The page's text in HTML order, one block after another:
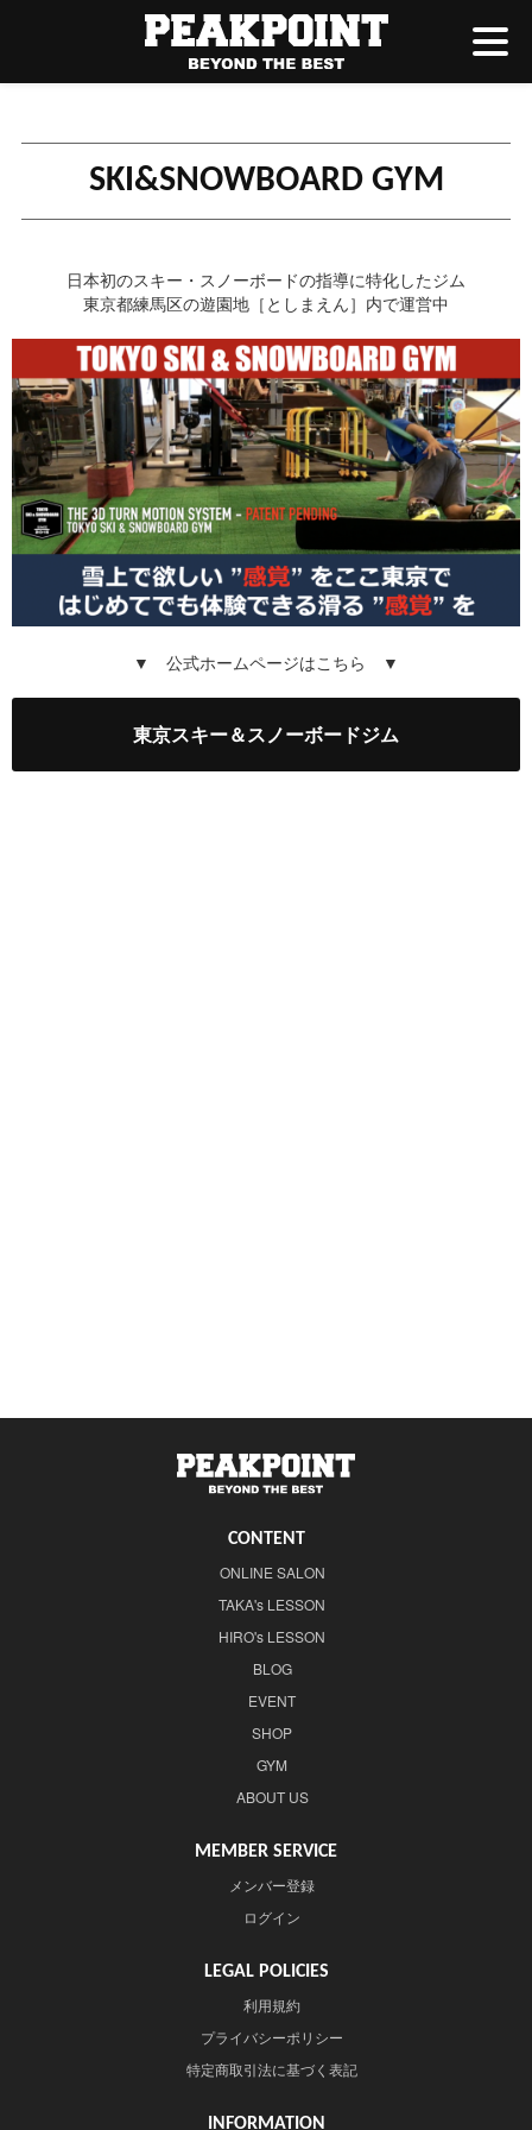
SKI&SNOWBOARD GYM
日本初のスキー・スノーボードの指導に特化したジム
東京都練馬区の遊園地［としまえん］内で運営中
▼ 公式ホームページはこちら ▼
東京スキー＆スノーボードジム
CONTENT
ONLINE SALON
TAKA's LESSON
HIRO's LESSON
BLOG
EVENT
SHOP
GYM
ABOUT US
MEMBER SERVICE
メンバー登録
ログイン
LEGAL POLICIES
利用規約
プライバシーポリシー
特定商取引法に基づく表記
INFORMATION